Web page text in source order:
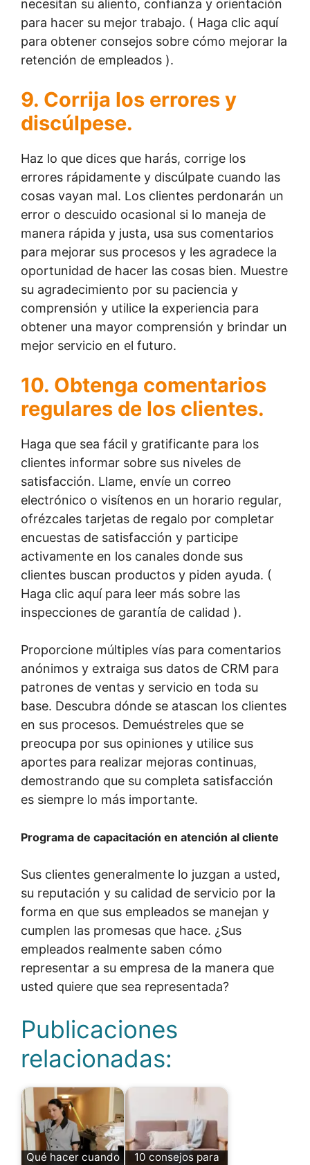
necesitan su aliento, confianza y orientación
para hacer su mejor trabajo. ( Haga clic aquí
para obtener consejos sobre cómo mejorar la
retención de empleados ).
9. Corrija los errores y
discúlpese.
Haz lo que dices que harás, corrige los
errores rápidamente y discúlpate cuando las
cosas vayan mal. Los clientes perdonarán un
error o descuido ocasional si lo maneja de
manera rápida y justa, usa sus comentarios
para mejorar sus procesos y les agradece la
oportunidad de hacer las cosas bien. Muestre
su agradecimiento por su paciencia y
comprensión y utilice la experiencia para
obtener una mayor comprensión y brindar un
mejor servicio en el futuro.
10. Obtenga comentarios
regulares de los clientes.
Haga que sea fácil y gratificante para los
clientes informar sobre sus niveles de
satisfacción. Llame, envíe un correo
electrónico o visítenos en un horario regular,
ofrézcales tarjetas de regalo por completar
encuestas de satisfacción y participe
activamente en los canales donde sus
clientes buscan productos y piden ayuda. (
Haga clic aquí para leer más sobre las
inspecciones de garantía de calidad ).
Proporcione múltiples vías para comentarios
anónimos y extraiga sus datos de CRM para
patrones de ventas y servicio en toda su
base. Descubra dónde se atascan los clientes
en sus procesos. Demuéstreles que se
preocupa por sus opiniones y utilice sus
aportes para realizar mejoras continuas,
demostrando que su completa satisfacción
es siempre lo más importante.
Programa de capacitación en atención al cliente
Sus clientes generalmente lo juzgan a usted,
su reputación y su calidad de servicio por la
forma en que sus empleados se manejan y
cumplen las promesas que hace. ¿Sus
empleados realmente saben cómo
representar a su empresa de la manera que
usted quiere que sea representada?
Publicaciones
relacionadas:
Qué hacer cuando
10 consejos para